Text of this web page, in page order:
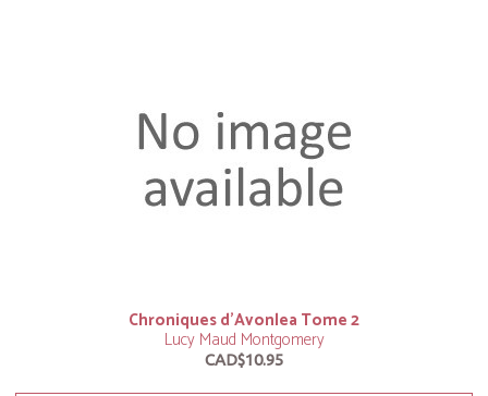
Chroniques d’Avonlea Tome 2
Lucy Maud Montgomery
CAD$10.95